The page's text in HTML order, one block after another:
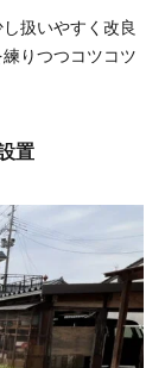
扱いやすく改良
りつつコツコツ
置